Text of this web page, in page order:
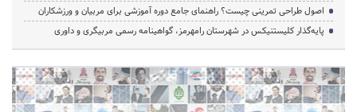
اصول طراحی تمرینی چیست؟ راهنمای جامع دوره آموزشی برای مربیان و ورزشکاران
پایه‌گذار کلیستنیکس در شهرستان رامهرمز، گواهینامه رسمی مربیگری و داوری